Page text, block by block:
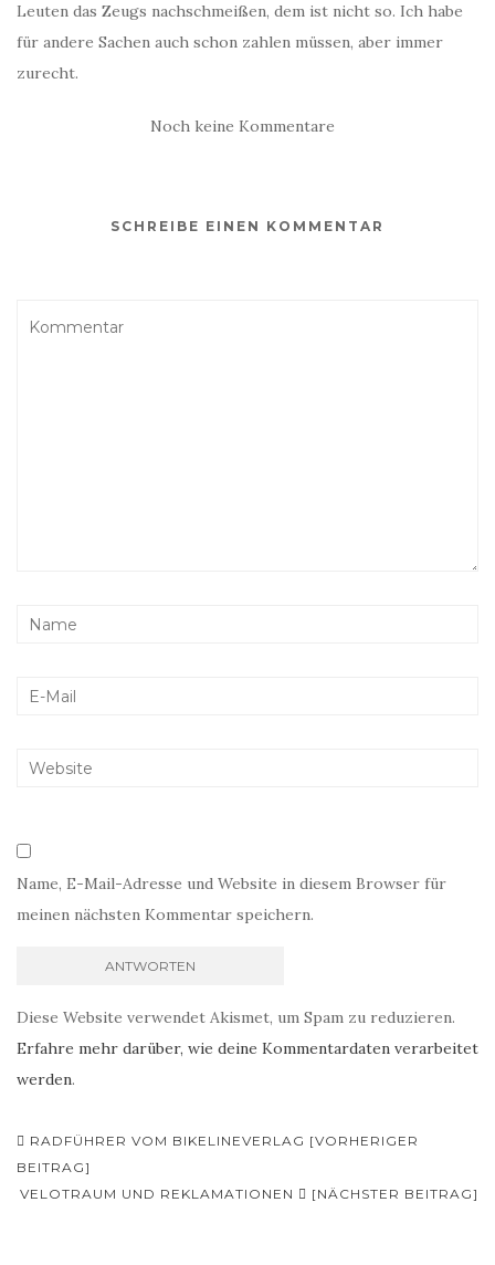
Leuten das Zeugs nachschmeißen, dem ist nicht so. Ich habe
für andere Sachen auch schon zahlen müssen, aber immer
zurecht.
Noch keine Kommentare
SCHREIBE EINEN KOMMENTAR
Name, E-Mail-Adresse und Website in diesem Browser für
meinen nächsten Kommentar speichern.
Diese Website verwendet Akismet, um Spam zu reduzieren.
Erfahre mehr darüber, wie deine Kommentardaten verarbeitet
werden.
Beitrags-
Navigation
RADFÜHRER VOM BIKELINEVERLAG [VORHERIGER
BEITRAG]
VELOTRAUM UND REKLAMATIONEN
[NÄCHSTER BEITRAG]